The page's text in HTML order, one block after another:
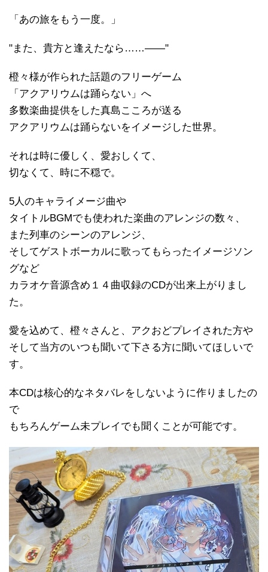
「あの旅をもう一度。」
"また、貴方と逢えたなら……――"
橙々様が作られた話題のフリーゲーム
「アクアリウムは踊らない」へ
多数楽曲提供をした真島こころが送る
アクアリウムは踊らないをイメージした世界。
それは時に優しく、愛おしくて、
切なくて、時に不穏で。
5人のキャライメージ曲や
タイトルBGMでも使われた楽曲のアレンジの数々、
また列車のシーンのアレンジ、
そしてゲストボーカルに歌ってもらったイメージソン
グなど
カラオケ音源含め１４曲収録のCDが出来上がりまし
た。
愛を込めて、橙々さんと、アクおどプレイされた方や
そして当方のいつも聞いて下さる方に聞いてほしいで
す。
本CDは核心的なネタバレをしないように作りましたの
で
もちろんゲーム未プレイでも聞くことが可能です。